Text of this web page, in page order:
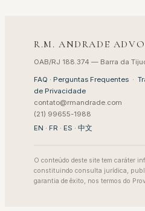
R.M. ANDRADE
OAB/RJ 188.374 — Barra da
FAQ · Perguntas Frequentes ·
de Privacidade
contato@rmandrade.com
(21) 99655-1988
EN · FR · ES · 中文
O conteúdo deste site tem caráter
constituindo consulta jurídica,
garantia de êxito, nos termos do